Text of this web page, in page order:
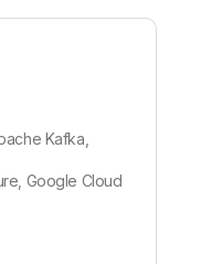
Kafka,
Google Cloud